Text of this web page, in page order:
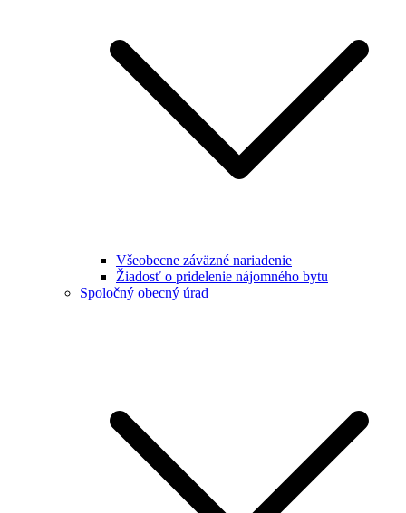
Všeobecne záväzné nariadenie
Žiadosť o pridelenie nájomného bytu
Spoločný obecný úrad